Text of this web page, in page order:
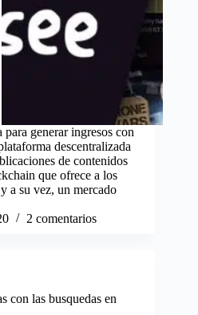
generar ingresos con
descentralizada
de contenidos
que ofrece a los
a su vez, un mercado
2 comentarios
con las busquedas en